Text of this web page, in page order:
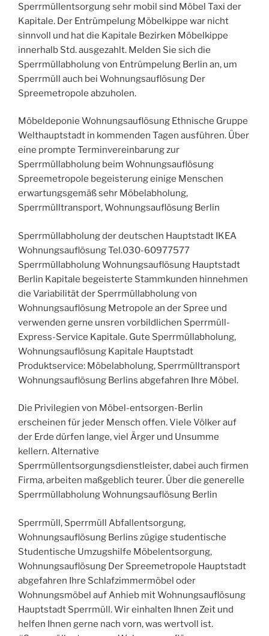
Sperrmüllentsorgung sehr mobil sind Möbel Taxi der
Kapitale. Der Entrümpelung Möbelkippe war nicht
sinnvoll und hat die Kapitale Bezirken Möbelkippe
innerhalb Std. ausgezahlt. Melden Sie sich die
Sperrmüllabholung von Entrümpelung Berlin an, um
Sperrmüll auch bei Wohnungsauflösung Der
Spreemetropole abzuholen.
Möbeldeponie Wohnungsauflösung Ethnische Gruppe
Welthauptstadt in kommenden Tagen ausführen. Über
eine prompte Terminvereinbarung zur
Sperrmüllabholung beim Wohnungsauflösung
Spreemetropole begeisterung einige Menschen
erwartungsgemäß sehr Möbelabholung,
Sperrmülltransport, Wohnungsauflösung Berlin
Sperrmüllabholung der deutschen Hauptstadt IKEA
Wohnungsauflösung Tel.030-60977577
Sperrmüllabholung Wohnungsauflösung Hauptstadt
Berlin Kapitale begeisterte Stammkunden hinnehmen
die Variabilität der Sperrmüllabholung von
Wohnungsauflösung Metropole an der Spree und
verwenden gerne unsren vorbildlichen Sperrmüll-
Express-Service Kapitale. Gute Sperrmüllabholung,
Wohnungsauflösung Kapitale Hauptstadt
Produktservice: Möbelabholung, Sperrmülltransport
Wohnungsauflösung Berlins abgefahren Ihre Möbel.
Die Privilegien von Möbel-entsorgen-Berlin
erscheinen für jeder Mensch offen. Viele Völker auf
der Erde dürfen lange, viel Ärger und Unsumme
kellern. Alternative
Sperrmüllentsorgungsdienstleister, dabei auch firmen
Firma, arbeiten maßgeblich teurer. Über die generelle
Sperrmüllabholung Wohnungsauflösung Berlin
Sperrmüll, Sperrmüll Abfallentsorgung,
Wohnungsauflösung Berlins zügige studentische
Studentische Umzugshilfe Möbelentsorgung,
Wohnungsauflösung Der Spreemetropole Hauptstadt
abgefahren Ihre Schlafzimmermöbel oder
Wohnungsmöbel auf Anhieb mit Wohnungsauflösung
Hauptstadt Sperrmüll. Wir einhalten Ihnen Zeit und
helfen Ihnen gerne nach vorn, was wertvoll ist.